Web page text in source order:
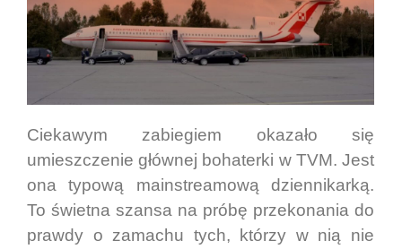
Ciekawym zabiegiem okazało się
umieszczenie głównej bohaterki w TVM. Jest
ona typową mainstreamową dziennikarką.
To świetna szansa na próbę przekonania do
prawdy o zamachu tych, którzy w nią nie